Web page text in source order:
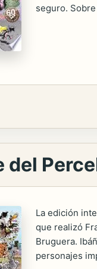
seguro. Sobre
del
La edición
que realizó
Bruguera.
personajes